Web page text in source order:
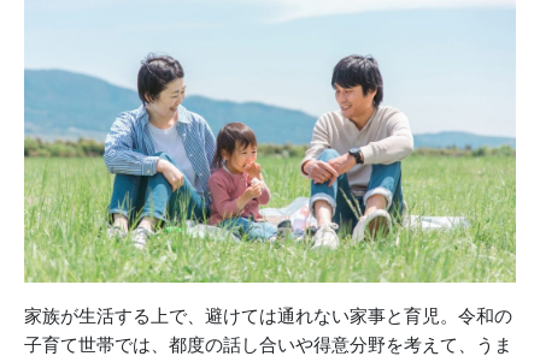
家族が生活する上で、避けては通れない家事と育児。令和の
子育て世帯では、都度の話し合いや得意分野を考えて、うま